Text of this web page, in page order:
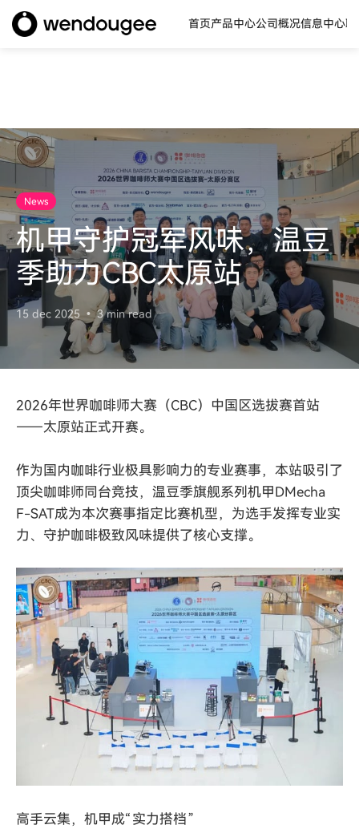
首页产品中心公司概况信息中心
News
机甲守护冠军风味，温豆
季助力CBC太原站
15 dec 2025 3 min read
2026年世界咖啡师大赛（CBC）中国区选拔赛首站
——太原站正式开赛。
作为国内咖啡行业极具影响力的专业赛事，本站吸引了
顶尖咖啡师同台竞技， 温豆季旗舰系列机甲DMecha
F-SAT成为本次赛事指定比赛机型，为选手发挥专业实
力、守护咖啡极致风味提供了核心支撑。
高手云集，机甲成“实力搭档”